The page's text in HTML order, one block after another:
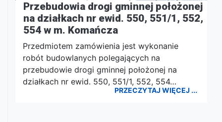
Przebudowia drogi gminnej położonej
na działkach nr ewid. 550, 551/1, 552,
554 w m. Komańcza
Przedmiotem zamówienia jest wykonanie
robót budowlanych polegających na
przebudowie drogi gminnej położonej na
działkach nr ewid. 550, 551/1, 552, 554…
PRZECZYTAJ WIĘCEJ ...